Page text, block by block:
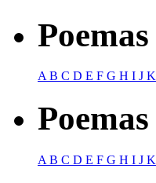
AB C D E F G H I J K
A B C D E F G H I J K